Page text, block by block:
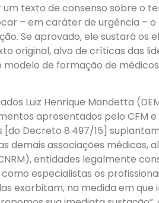
texto de consenso sobre o
– em caráter de urgência –
Se aprovado, ele sustará os
original, alvo de críticas das
de formação de
Luiz Henrique Mandetta
apresentados pelo CFM e
[do Decreto 8.497/15]
demais associações médicas,
entidades legalmente
especialistas os
exorbitam, na medida em que